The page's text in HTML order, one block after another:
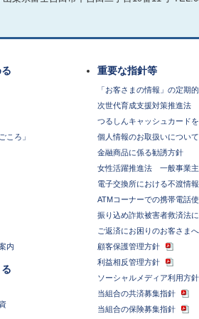
私は、その際に、私の個人情報が当該債
渡先または証券化のために設立された特
１．私は、組合が加盟する個人信用情報
人情報(当該各機関の加盟会員によって登
機関によって登録される不渡情報、破産
組合がそれを与信取引上の判断(返済能力
に関する情報については返済能力の調査の
２．組合がこの申込に関して、組合の加
利用した日及び本申込の内容等が同機関
よって自己の与信取引上の判断のために利
３．前２項に規定する個人信用情報機関
関のホームページに掲載されております。
i組合が加盟する個人信用情報機関
全国銀行個人信用情報センター
http://www.zenginkyo.or.jp/pcic/
ii同機関と提携する個人信用情報機関
ころ」
内
重要な指針等
「お客さまの情報」の定期
次世代育成支援対策推進法
つるしんキャッシュカード
個人情報のお取扱いについて
金融商品に係る勧誘方針
女性活躍推進法 一般事業
電子交換所における不渡情
ATMコーナーでの携帯電話
振り込め詐欺被害者救済法
ご返済にお困りのお客さまへ
顧客保護管理方針
利益相反管理方針
ソーシャルメディア利用方針
当組合の共済募集指針
当組合の保険募集指針